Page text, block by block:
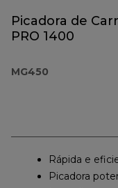
Picadora de
PRO 1400
MG450
Rápida e
Picadora